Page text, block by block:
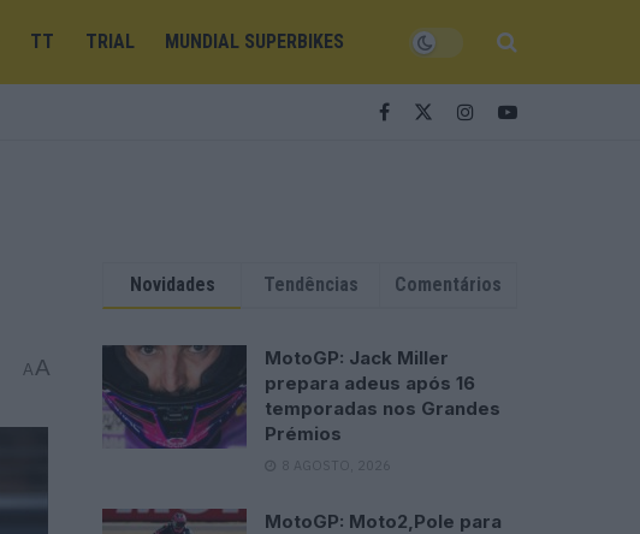
TT TRIAL MUNDIAL SUPERBIKES
AA
Novidades Tendências Comentários
MotoGP: Jack Miller
prepara adeus após 16
temporadas nos Grandes
Prémios
8 AGOSTO, 2026
MotoGP: Moto2,Pole para